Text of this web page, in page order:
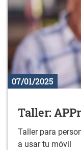
07/01/2025
Taller:
Taller para
a usar tu móvil